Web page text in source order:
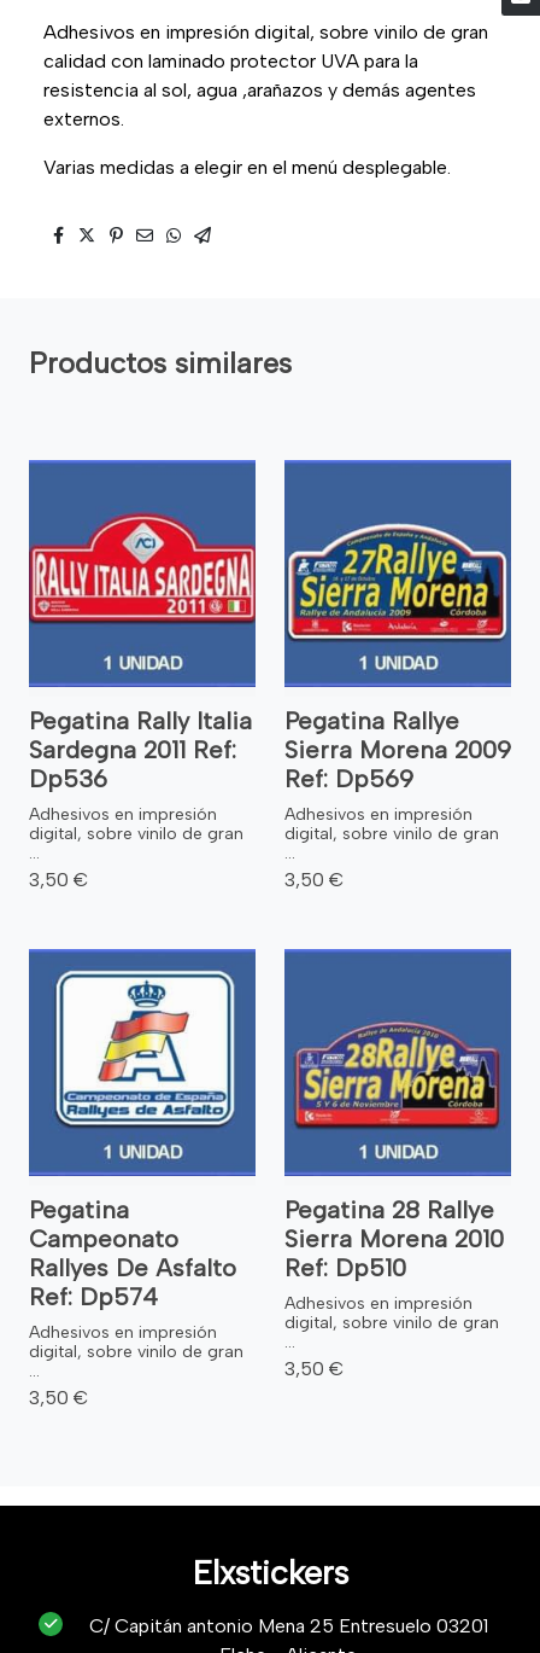
Adhesivos en impresión digital, sobre vinilo de gran
calidad con laminado protector UVA para la
resistencia al sol, agua ,arañazos y demás agentes
externos.
Varias medidas a elegir en el menú desplegable.
Productos similares
Pegatina Rally Italia
Sardegna 2011 Ref:
Dp536
Adhesivos en impresión
digital, sobre vinilo de gran
...
3,50 €
Pegatina Rallye
Sierra Morena 2009
Ref: Dp569
Adhesivos en impresión
digital, sobre vinilo de gran
...
3,50 €
Pegatina
Campeonato
Rallyes De Asfalto
Ref: Dp574
Adhesivos en impresión
digital, sobre vinilo de gran
...
3,50 €
Pegatina 28 Rallye
Sierra Morena 2010
Ref: Dp510
Adhesivos en impresión
digital, sobre vinilo de gran
...
3,50 €
Elxstickers
C/ Capitán antonio Mena 25 Entresuelo 03201